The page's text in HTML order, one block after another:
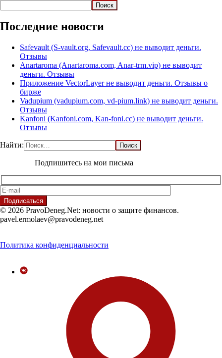
Поиск
Последние новости
Safevault (S-vault.org, Safevault.cc) не выводит деньги.
Отзывы
Anartaroma (Anartaroma.com, Anar-trm.vip) не выводит
деньги. Отзывы
Приложение VectorLayer не выводит деньги. Отзывы о
бирже
Vadupium (vadupium.com, vd-pium.link) не выводит деньги.
Отзывы
Kanfoni (Kanfoni.com, Kan-foni.cc) не выводит деньги.
Отзывы
Найти:
Подпишитесь на мои письма
© 2026 PravoDeneg.Net: новости о защите финансов.
pavel.ermolaev@pravodeneg.net
Политика конфиденциальности